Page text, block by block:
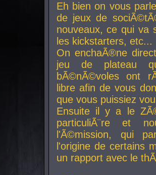
Eh bien on vous
de jeux de
nouveaux, ce qui va
les kickstarters, etc...
On enchaÃ®ne
jeu de plateau
bÃ©nÃ©voles ont
libre afin de vous
que vous puissiez
Ensuite il y a le
particuliÃ¨re et
l'Ã©mission, qui
l'origine de certains
un rapport avec le